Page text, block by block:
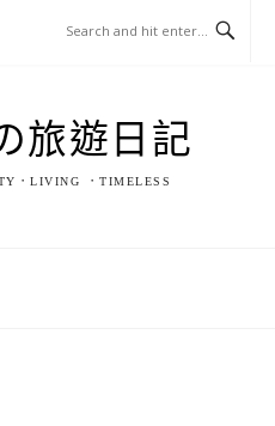
旅遊日記
．LIVING ．TIMELESS